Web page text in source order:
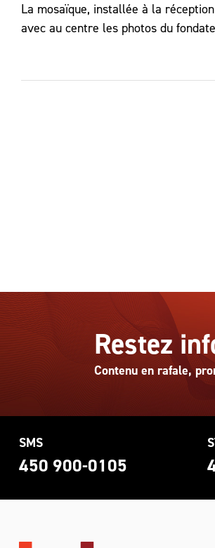
La mosaïque, installée à la
avec au centre les photos du
Restez
Contenu en rafale,
SMS
450 900-0105